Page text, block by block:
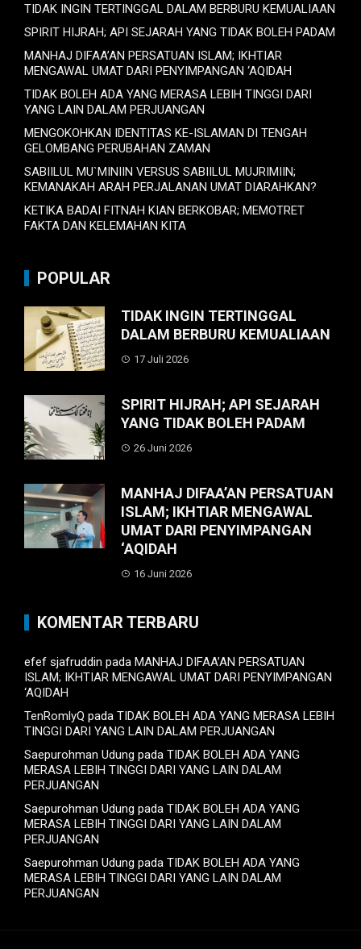
TIDAK INGIN TERTINGGAL DALAM BERBURU KEMUALIAAN
SPIRIT HIJRAH; API SEJARAH YANG TIDAK BOLEH PADAM
MANHAJ DIFAA’AN PERSATUAN ISLAM; IKHTIAR
MENGAWAL UMAT DARI PENYIMPANGAN ‘AQIDAH
TIDAK BOLEH ADA YANG MERASA LEBIH TINGGI DARI
YANG LAIN DALAM PERJUANGAN
MENGOKOHKAN IDENTITAS KE-ISLAMAN DI TENGAH
GELOMBANG PERUBAHAN ZAMAN
SABIILUL MU`MINIIN VERSUS SABIILUL MUJRIMIIN;
KEMANAKAH ARAH PERJALANAN UMAT DIARAHKAN?
KETIKA BADAI FITNAH KIAN BERKOBAR; MEMOTRET
FAKTA DAN KELEMAHAN KITA
POPULAR
TIDAK INGIN TERTINGGAL
DALAM BERBURU KEMUALIAAN
17 Juli 2026
SPIRIT HIJRAH; API SEJARAH
YANG TIDAK BOLEH PADAM
26 Juni 2026
MANHAJ DIFAA’AN PERSATUAN
ISLAM; IKHTIAR MENGAWAL
UMAT DARI PENYIMPANGAN
‘AQIDAH
16 Juni 2026
KOMENTAR TERBARU
efef sjafruddin pada MANHAJ DIFAA’AN PERSATUAN
ISLAM; IKHTIAR MENGAWAL UMAT DARI PENYIMPANGAN
‘AQIDAH
TenRomlyQ pada TIDAK BOLEH ADA YANG MERASA LEBIH
TINGGI DARI YANG LAIN DALAM PERJUANGAN
Saepurohman Udung pada TIDAK BOLEH ADA YANG
MERASA LEBIH TINGGI DARI YANG LAIN DALAM
PERJUANGAN
Saepurohman Udung pada TIDAK BOLEH ADA YANG
MERASA LEBIH TINGGI DARI YANG LAIN DALAM
PERJUANGAN
Saepurohman Udung pada TIDAK BOLEH ADA YANG
MERASA LEBIH TINGGI DARI YANG LAIN DALAM
PERJUANGAN